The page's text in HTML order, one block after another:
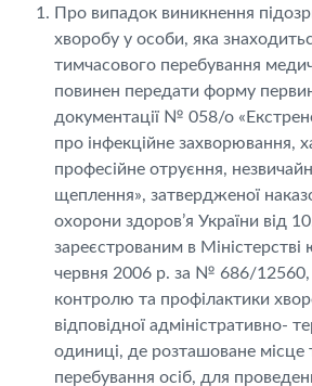
Про випадок виникнення
хворобу у особи, яка
тимчасового перебування
повинен передати форму
документації № 058/о
про інфекційне захворювання,
професійне отруєння,
щеплення», затвердженої
охорони здоров’я України від
зареєстрованим в Міністерстві
червня 2006 р. за № 686/
контролю та профілактики
відповідної адміністративно-
одиниці, де розташоване місце
перебування осіб, для